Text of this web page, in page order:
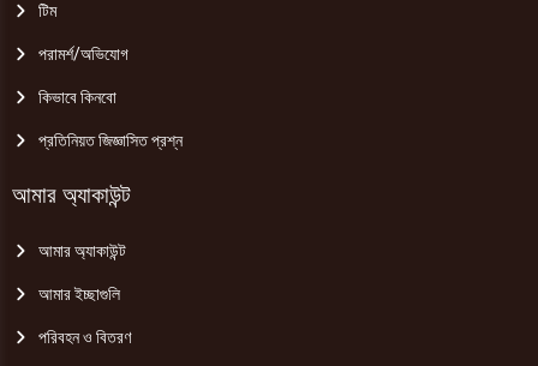
টিম
পরামর্শ/অভিযোগ
কিভাবে কিনবো
প্রতিনিয়ত জিজ্ঞাসিত প্রশ্ন
আমার অ্যাকাউন্ট
আমার অ্যাকাউন্ট
আমার ইচ্ছাগুলি
পরিবহন ও বিতরণ